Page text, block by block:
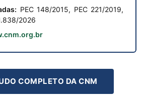
PEC 148/2015, PEC 221/2019,
2026
COMPLETO DA CNM